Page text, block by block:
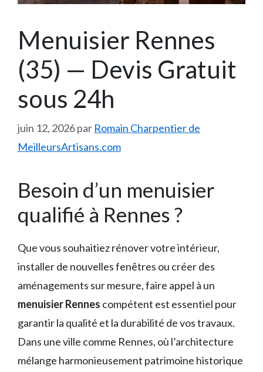
Menuisier Rennes
(35) — Devis Gratuit
sous 24h
juin 12, 2026par Romain Charpentier de
MeilleursArtisans.com
Besoin d’un menuisier
qualifié à Rennes ?
Que vous souhaitiez rénover votre intérieur,
installer de nouvelles fenêtres ou créer des
aménagements sur mesure, faire appel à un
menuisier Rennes compétent est essentiel pour
garantir la qualité et la durabilité de vos travaux.
Dans une ville comme Rennes, où l’architecture
mélange harmonieusement patrimoine historique